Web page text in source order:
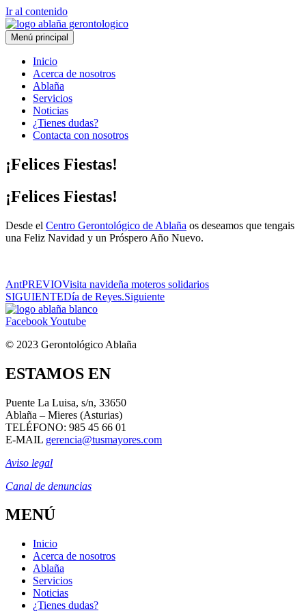
Ir al contenido
Menú principal
Inicio
Acerca de nosotros
Ablaña
Servicios
Noticias
¿Tienes dudas?
Contacta con nosotros
¡Felices Fiestas!
¡Felices Fiestas!
Desde el Centro Gerontológico de Ablaña os deseamos que tengais
una Feliz Navidad y un Próspero Año Nuevo.
AntPREVIOVisita navideña moteros solidarios
SIGUIENTEDía de Reyes.Siguiente
FacebookYoutube
© 2023 Gerontológico Ablaña
ESTAMOS EN
Puente La Luisa, s/n, 33650
Ablaña – Mieres (Asturias)
TELÉFONO: 985 45 66 01
E-MAIL gerencia@tusmayores.com
Aviso legal
Canal de denuncias
MENÚ
Inicio
Acerca de nosotros
Ablaña
Servicios
Noticias
¿Tienes dudas?